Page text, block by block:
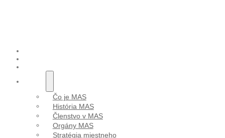
Čo je MAS
História MAS
Členstvo v MAS
Orgány MAS
Stratégia miestneho